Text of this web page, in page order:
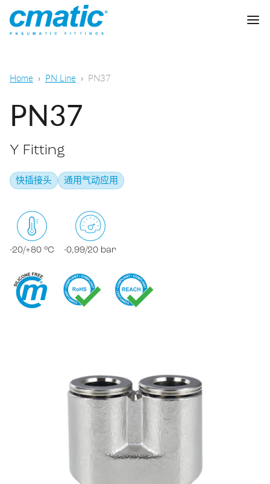
卡套接头
标准接头
快换接头
通用气动
食品，化学&制药
喷雾
Cmatic实验室
质量
销售网络
下载
Home PN Line PN37
PN37
Y Fitting
快插接头 通用气动应用
-20/+80 °C -0,99/20 bar